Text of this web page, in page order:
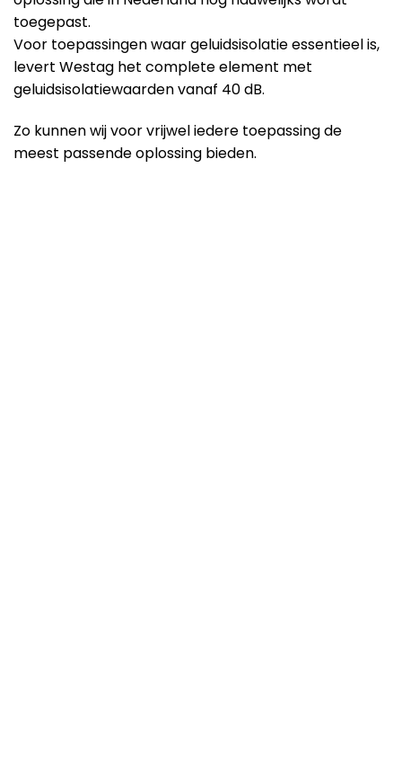
toegepast.
Voor toepassingen waar geluidsisolatie essentieel is,
levert Westag het complete element met
geluidsisolatiewaarden vanaf 40 dB.
Zo kunnen wij voor vrijwel iedere toepassing de
meest passende oplossing bieden.